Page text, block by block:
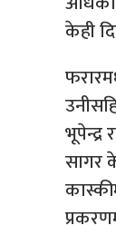
केही
सागर